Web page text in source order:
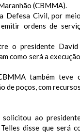
(CBMMA).
Defesa Civil, por
ordens de
o presidente
como será a
também teve
de poços, com
ao
disse que será